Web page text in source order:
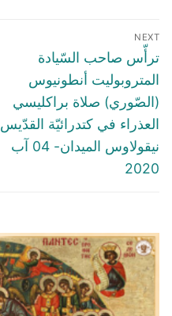
NEXT
Next
post:
ترأّس صاحب السّيادة
المتروبوليت أنطونيوس
(الصّوري) صلاة براكليسي
العذراء في كتدرائيّة القدّيس
نيقولاوس الميدان- 04 آب
2020